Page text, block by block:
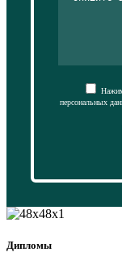
персональных
Дипломы